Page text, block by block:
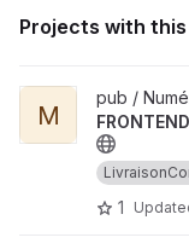
Projects with
View MISIS-
M
pub /
FRONTEND
1